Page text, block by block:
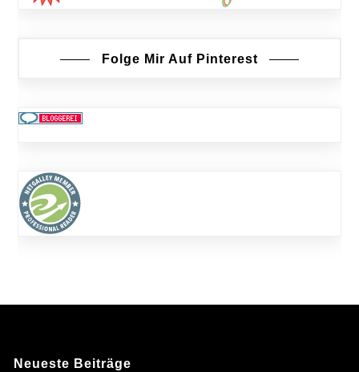
Folge Mir Auf Pinterest
Neueste Beiträge